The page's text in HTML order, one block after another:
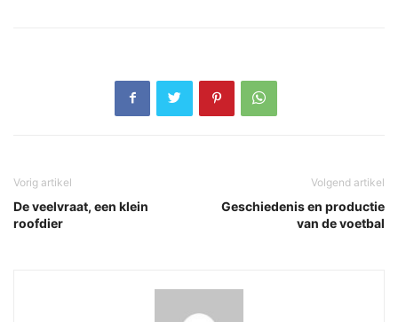
Vorig artikel
De veelvraat, een klein
roofdier
Volgend artikel
Geschiedenis en productie
van de voetbal